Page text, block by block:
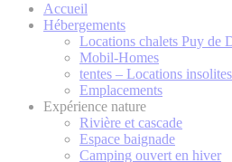
Accueil
Hébergements
Locations chalets Puy de
Mobil-Homes
tentes – Locations
Emplacements
Expérience nature
Rivière et cascade
Espace baignade
Camping ouvert en hiver